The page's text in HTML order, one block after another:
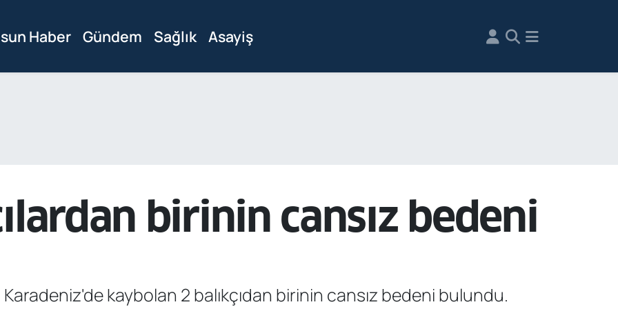
Haber Gündem Sağlık Asayiş
birinin cansız bedeni
Karadeniz'de kaybolan 2 balıkçıdan birinin cansız bedeni bulundu.